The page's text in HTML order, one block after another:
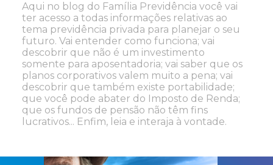
Aqui no blog do Família Previdência você vai
ter acesso a todas informações relativas ao
tema previdência privada para planejar o seu
futuro. Vai entender como funciona; vai
descobrir que não é um investimento
somente para aposentadoria; vai saber que os
planos corporativos valem muito a pena; vai
descobrir que também existe portabilidade;
que você pode abater do Imposto de Renda;
que os fundos de pensão não têm fins
lucrativos... Enfim, leia e interaja à vontade.